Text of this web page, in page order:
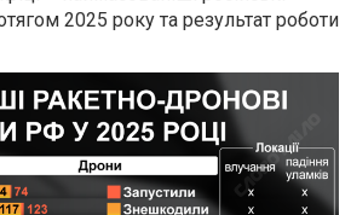
2025 року та результат роботи